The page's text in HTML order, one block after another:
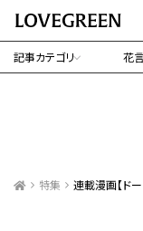
記事カテゴリ 花
特集 連載漫画【ド